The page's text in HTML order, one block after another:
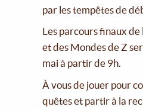
par les tempêtes de
Les parcours finaux de
et des Mondes de Z
mai à partir de 9h.
À vous de jouer pour
quêtes et partir à la